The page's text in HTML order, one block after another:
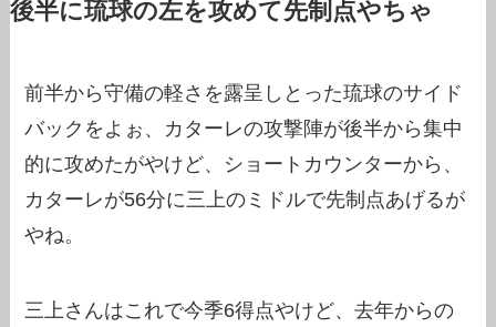
後半に琉球の左を攻めて先制点やちゃ
前半から守備の軽さを露呈しとった琉球のサイド
バックをよぉ、カターレの攻撃陣が後半から集中
的に攻めたがやけど、ショートカウンターから、
カターレが56分に三上のミドルで先制点あげるが
やね。
三上さんはこれで今季6得点やけど、去年からの